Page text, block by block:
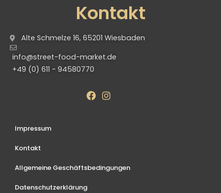
Kontakt
Alte Schmelze 16, 65201 Wiesbaden
info@street-food-market.de
+49 (0) 611 - 94580770
Impressum
Kontakt
Allgemeine Geschäftsbedingungen
Datenschutzerklärung